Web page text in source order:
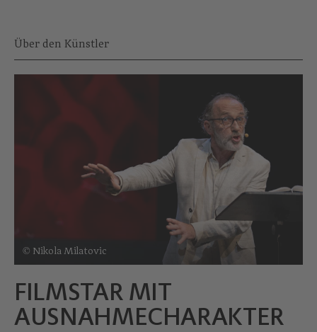
Über den Künstler
© Nikola Milatovic
FILMSTAR MIT
AUSNAHME­CHARAKTER